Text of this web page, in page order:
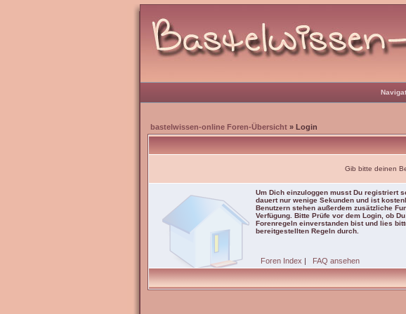
bastelwissen-online Foren-Übersicht » Login
Gib bitte deinen
Um Dich einzuloggen musst Du registriert
dauert nur wenige Sekunden und ist
Benutzern stehen außerdem zusätzliche
Verfügung. Bitte Prüfe vor dem Login, ob
Forenregeln einverstanden bist und lies
bereitgestellten Regeln durch.
Foren Index | FAQ ansehen